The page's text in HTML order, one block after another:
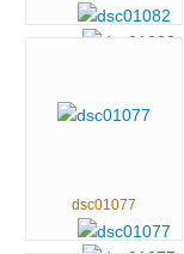
dsc01077